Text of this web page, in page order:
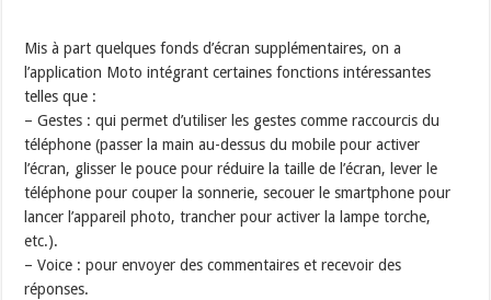
Mis à part quelques fonds d’écran supplémentaires, on a
l’application Moto intégrant certaines fonctions intéressantes
telles que :
– Gestes : qui permet d’utiliser les gestes comme raccourcis du
téléphone (passer la main au-dessus du mobile pour activer
l’écran, glisser le pouce pour réduire la taille de l’écran, lever le
téléphone pour couper la sonnerie, secouer le smartphone pour
lancer l’appareil photo, trancher pour activer la lampe torche,
etc.).
– Voice : pour envoyer des commentaires et recevoir des
réponses.